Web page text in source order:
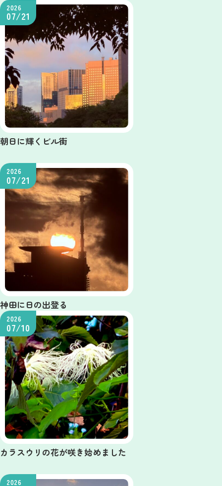
朝日に輝くビル街
2026
07/21
神田に日の出登る
2026
07/21
カラスウリの花が咲き始めました
2026
07/10
2026